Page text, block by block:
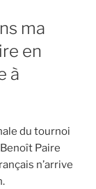
ma
en
à
du tournoi
Paire
n’arrive